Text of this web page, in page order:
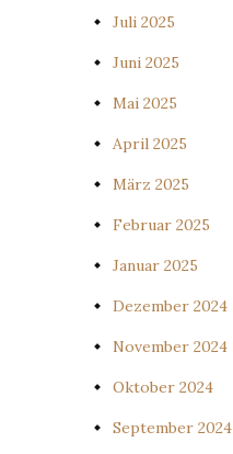
Juli 2025
Juni 2025
Mai 2025
April 2025
März 2025
Februar 2025
Januar 2025
Dezember 2024
November 2024
Oktober 2024
September 2024